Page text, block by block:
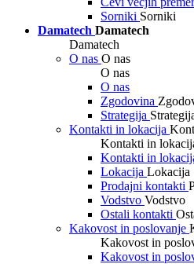
Sorniki Sorniki
Damatech Damatech
Damatech
O nas O nas
O nas
O nas
Zgodovina
Strategija
Kontakti in lokacija
Kontakti in
Kontakti in
Lokacija Lokacija
Prodajni kontakti
Vodstvo Vodstvo
Ostali kontakti
Kakovost in poslovanje
Kakovost in
Kakovost in